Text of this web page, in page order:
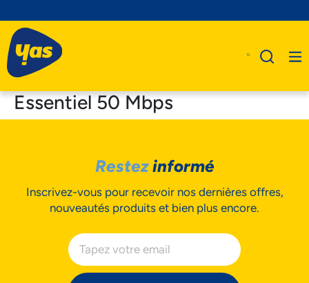
Business
Assistance
Essentiel 50 Mbps
Restezinformé
Inscrivez-vous pour recevoir nos dernières offres,
nouveautés produits et bien plus encore.